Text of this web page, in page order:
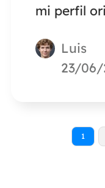
mi perfil
Hoy, he
pero no
temporal
Luis
23/06/
1